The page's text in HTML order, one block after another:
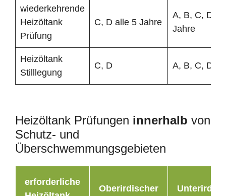
wiederkehrende
Heizöltank
Prüfung
C, D alle 5 Jahre
A, B, C, D
Jahre
Heizöltank
Stilllegung
C, D A, B, C, D
Heizöltank Prüfungen innerhalb von
Schutz- und
Überschwemmungsgebieten
erforderliche
Oberirdischer